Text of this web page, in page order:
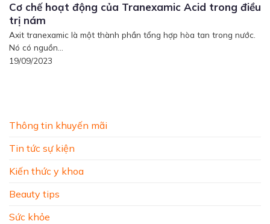
Thông tin khuyến mãi
Tin tức sự kiện
Kiến thức y khoa
Beauty tips
Sức khỏe
Cơ chế hoạt động của Tranexamic Acid trong điều
trị nám
Axit tranexamic là một thành phần tổng hợp hòa tan trong nước.
Nó có nguồn...
19/09/2023